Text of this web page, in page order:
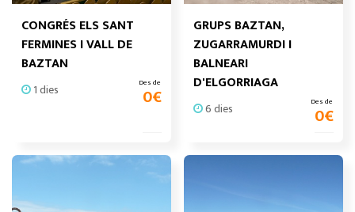
CONGRÉS ELS SANT
FERMINES I VALL DE
BAZTAN
1 dies Des de
0€
GRUPS BAZTAN,
ZUGARRAMURDI I
BALNEARI
D'ELGORRIAGA
6 dies Des de
0€